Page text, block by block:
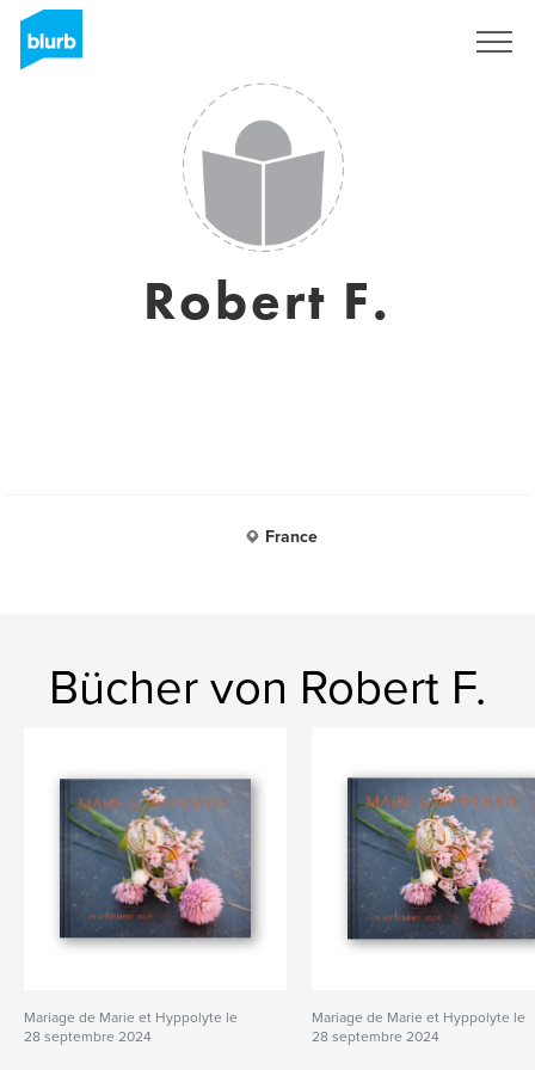
Robert F.
France
Bücher von Robert F.
Mariage de Marie et Hyppolyte le
28 septembre 2024
Mariage de Marie et Hyppolyte le
28 septembre 2024